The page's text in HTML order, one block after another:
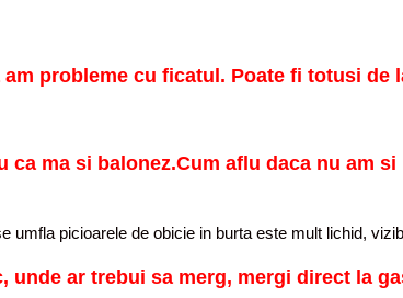
probleme cu ficatul. Poate fi totusi de
ma si balonez.Cum aflu daca nu am
picioarele de obicie in burta este mult lichid,
unde ar trebui sa merg, mergi direct la